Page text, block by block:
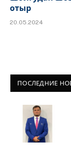
отыр
20.05.2024
ПОСЛЕДНИЕ